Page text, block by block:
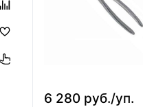
6 280 руб./уп.